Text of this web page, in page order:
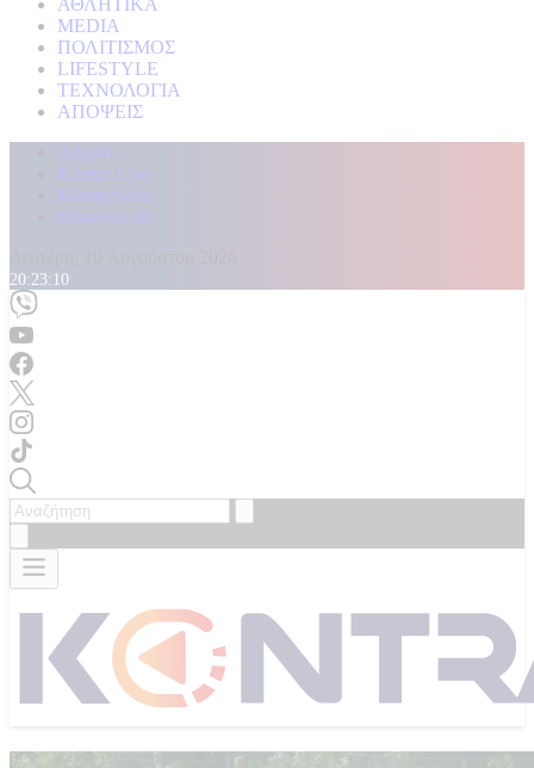
ΑΘΛΗΤΙΚΑ
MEDIA
ΠΟΛΙΤΙΣΜΟΣ
LIFESTYLE
ΤΕΧΝΟΛΟΓΙΑ
ΑΠΟΨΕΙΣ
Αρχική
Kontra Live
Καταγγελίες
Επικοινωνία
20:23:12